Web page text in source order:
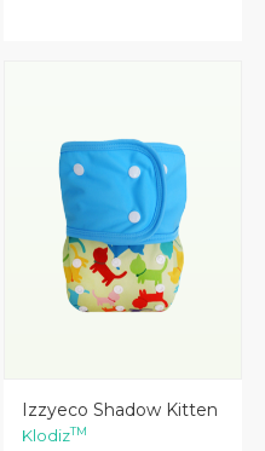
Lihat Detail
Izzyeco Shadow Kitten
KlodizTM